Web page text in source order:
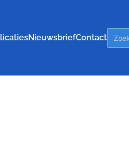
NieuwsbriefContact